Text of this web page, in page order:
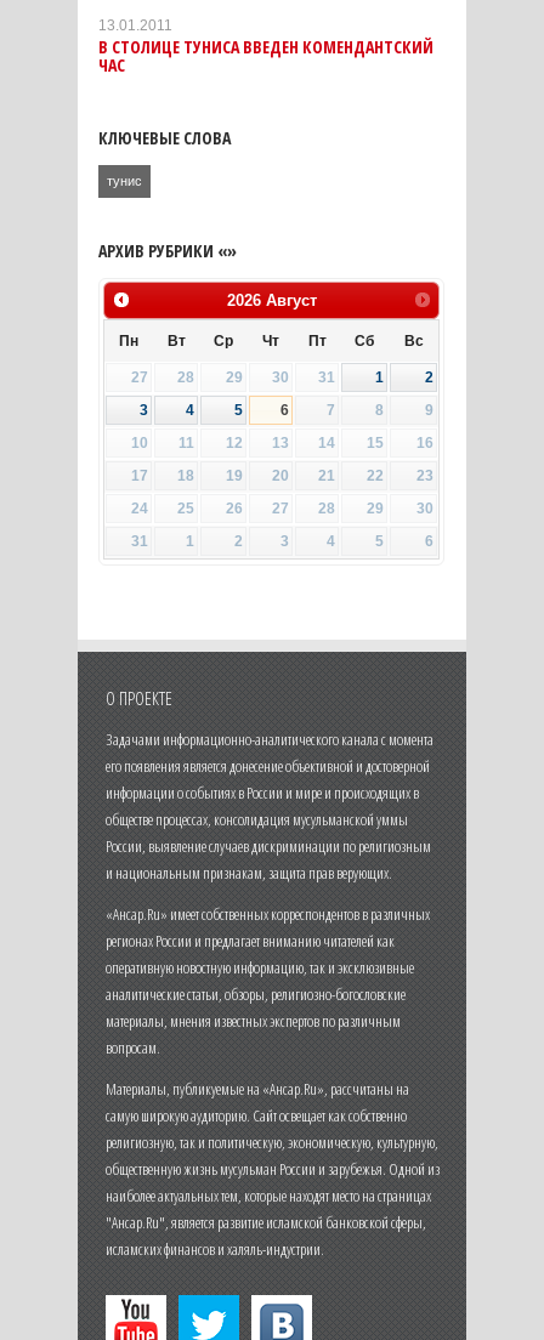
13.01.2011
В СТОЛИЦЕ ТУНИСА ВВЕДЕН КОМЕНДАНТСКИЙ
ЧАС
КЛЮЧЕВЫЕ СЛОВА
тунис
АРХИВ РУБРИКИ «»
2026 Август
Пн Вт Ср Чт Пт Сб Вс
27 28 29 30 31 1
2
3
4 5 6 7 8
9
10
11 12 13 14 15
16
17
18 19 20 21 22
23
24
25 26 27 28 29
30
31
1 2 3 4 5 6
О ПРОЕКТЕ
Задачами информационно-аналитического канала с момента
его появления является донесение объективной и достоверной
информации о событиях в России и мире и происходящих в
обществе процессах, консолидация мусульманской уммы
России, выявление случаев дискриминации по религиозным
и национальным признакам, защита прав верующих.
«Ансар.Ru» имеет собственных корреспондентов в различных
регионах России и предлагает вниманию читателей как
оперативную новостную информацию, так и эксклюзивные
аналитические статьи, обзоры, религиозно-богословские
материалы, мнения известных экспертов по различным
вопросам.
Материалы, публикуемые на «Ансар.Ru», рассчитаны на
самую широкую аудиторию. Сайт освещает как собственно
религиозную, так и политическую, экономическую, культурную,
общественную жизнь мусульман России и зарубежья. Одной из
наиболее актуальных тем, которые находят место на страницах
"Ансар.Ru", является развитие исламской банковской сферы,
исламских финансов и халяль-индустрии.